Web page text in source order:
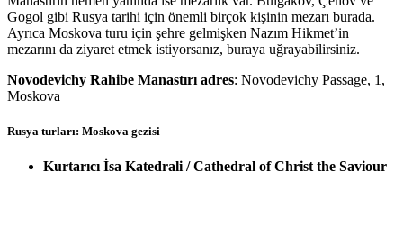
Gogol gibi Rusya tarihi için önemli birçok kişinin mezarı burada.
Ayrıca Moskova turu için şehre gelmişken Nazım Hikmet’in
mezarını da ziyaret etmek istiyorsanız, buraya uğrayabilirsiniz.
Novodevichy Rahibe Manastırı adres: Novodevichy Passage, 1,
Moskova
Rusya turları: Moskova gezisi
Kurtarıcı İsa Katedrali /Cathedral of Christ the Saviour